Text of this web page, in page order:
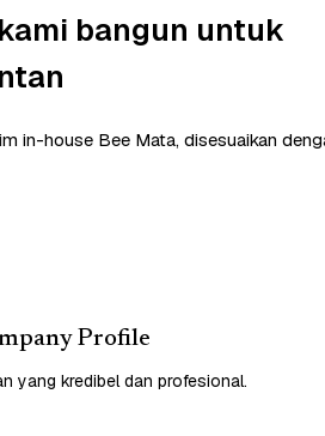
bangun untuk
in-house Bee Mata, disesuaikan
Profile
yang kredibel dan profesional.